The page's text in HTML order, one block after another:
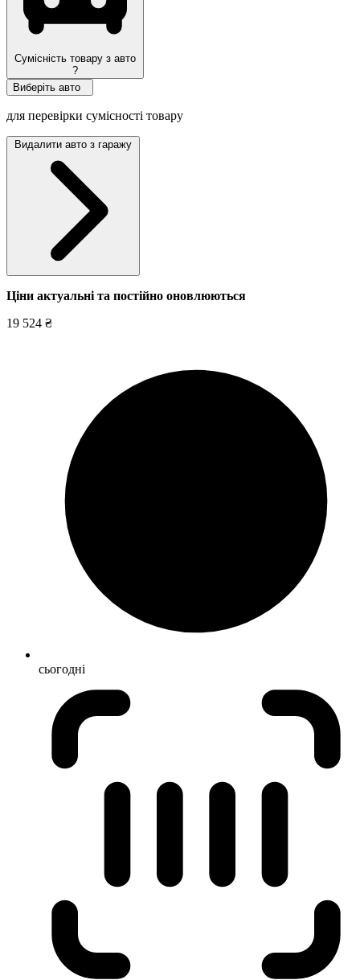
Сумісність товару з авто
?
Виберіть авто
для перевірки сумісності товару
Видалити авто з гаражу
Ціни актуальні та постійно оновлюються
19 524 ₴
сьогодні